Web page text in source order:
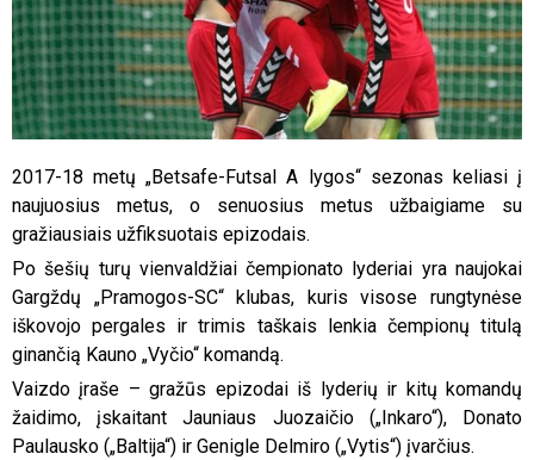
2017-18 metų „Betsafe-Futsal A lygos“ sezonas keliasi į
naujuosius metus, o senuosius metus užbaigiame su
gražiausiais užfiksuotais epizodais.
Po šešių turų vienvaldžiai čempionato lyderiai yra naujokai
Gargždų „Pramogos-SC“ klubas, kuris visose rungtynėse
iškovojo pergales ir trimis taškais lenkia čempionų titulą
ginančią Kauno „Vyčio“ komandą.
Vaizdo įraše – gražūs epizodai iš lyderių ir kitų komandų
žaidimo, įskaitant Jauniaus Juozaičio („Inkaro“), Donato
Paulausko („Baltija“) ir Genigle Delmiro („Vytis“) įvarčius.